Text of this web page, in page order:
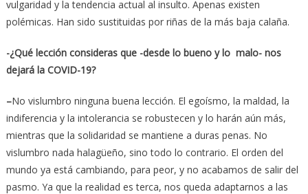
vulgaridad y la tendencia actual al insulto. Apenas existen
polémicas. Han sido sustituidas por riñas de la más baja calaña.
-¿Qué lección consideras que -desde lo bueno y lo malo- nos
dejará la COVID-19?
–No vislumbro ninguna buena lección. El egoísmo, la maldad, la
indiferencia y la intolerancia se robustecen y lo harán aún más,
mientras que la solidaridad se mantiene a duras penas. No
vislumbro nada halagüeño, sino todo lo contrario. El orden del
mundo ya está cambiando, para peor, y no acabamos de salir del
pasmo. Ya que la realidad es terca, nos queda adaptarnos a las